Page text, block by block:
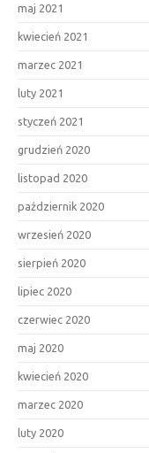
maj 2021
kwiecień 2021
marzec 2021
luty 2021
styczeń 2021
grudzień 2020
listopad 2020
październik 2020
wrzesień 2020
sierpień 2020
lipiec 2020
czerwiec 2020
maj 2020
kwiecień 2020
marzec 2020
luty 2020